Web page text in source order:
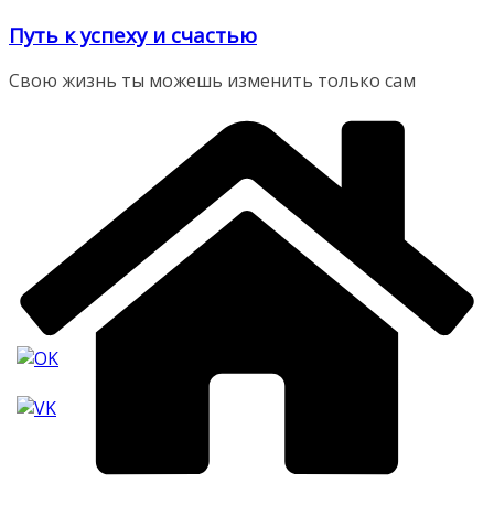
Перейти
содержимому
Путь к успеху и счастью
Свою жизнь ты можешь изменить только сам